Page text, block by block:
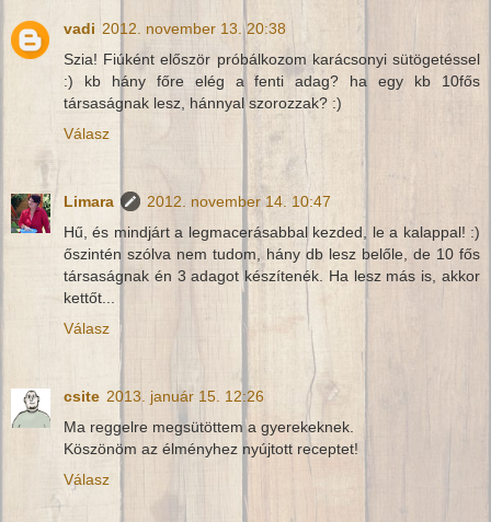
vadi 2012. november 13. 20:38
Szia! Fiúként először próbálkozom karácsonyi sütögetéssel
:) kb hány főre elég a fenti adag? ha egy kb 10fős
társaságnak lesz, hánnyal szorozzak? :)
Válasz
Limara
2012. november 14. 10:47
Hű, és mindjárt a legmacerásabbal kezded, le a kalappal! :)
őszintén szólva nem tudom, hány db lesz belőle, de 10 fős
társaságnak én 3 adagot készítenék. Ha lesz más is, akkor
kettőt...
Válasz
csite 2013. január 15. 12:26
Ma reggelre megsütöttem a gyerekeknek.
Köszönöm az élményhez nyújtott receptet!
Válasz